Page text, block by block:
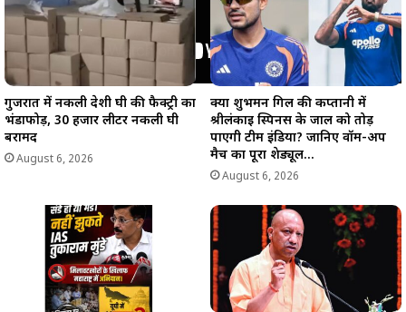
गुजरात में नकली देशी घी की फैक्ट्री का
भंडाफोड़, 30 हजार लीटर नकली घी
बरामद
August 6, 2026
क्या शुभमन गिल की कप्तानी में
श्रीलंकाई स्पिनर्स के जाल को तोड़
पाएगी टीम इंडिया? जानिए वॉर्म-अप
मैच का पूरा शेड्यूल…
August 6, 2026